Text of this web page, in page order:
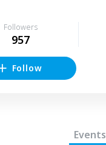
Followers
957
Follow
Events